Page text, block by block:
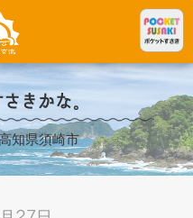
きかな。
知県須崎市